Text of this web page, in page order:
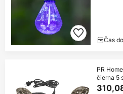
Čas
PR
čierna 5